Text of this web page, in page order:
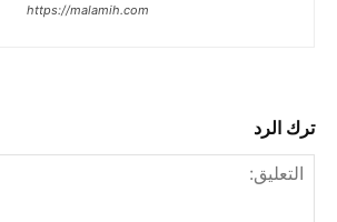
https://malamih.com
ترك الرد